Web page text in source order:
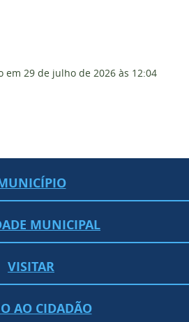
em 29 de julho de 2026 às 12:04
MUNICIPAL
VISITAR
AO CIDADÃO